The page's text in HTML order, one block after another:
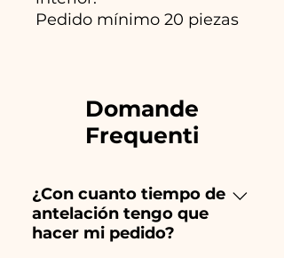
Pedido mínimo 20 piezas
Domande
Frequenti
¿Con cuanto tiempo de
antelación tengo que
hacer mi pedido?